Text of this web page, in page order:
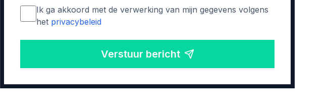
Ik ga akkoord met de verwerking van mijn gegevens volgens
het privacybeleid
Verstuur bericht